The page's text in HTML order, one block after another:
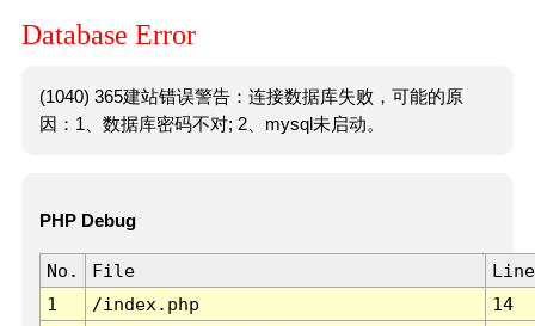
Database Error
(1040) 365建站错误警告：连接数据库失败，可能的原
因：1、数据库密码不对; 2、mysql未启动。
PHP Debug
No. File
Line
1
/index.php 14